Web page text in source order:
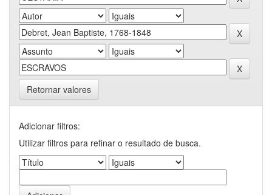
Retornar valores
Adicionar filtros:
Utilizar filtros para refinar o resultado de busca.